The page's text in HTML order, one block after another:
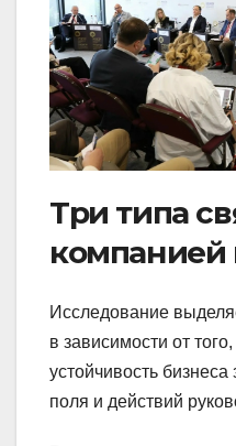
Три типа
Исследование
в зависимости от
устойчивость бизнеса
поля и действий